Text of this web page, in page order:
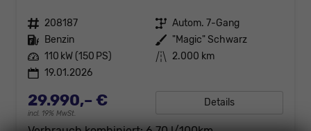
Fahrzeugnr. 208187 Getriebe Autom. 7-Gang
Kraftstoff Benzin Außenfarbe "Magic" Schwarz
Leistung 110 kW (150 PS) Kilometerstand 2.000 km
19.01.2026
29.990,– €
incl. 19% MwSt.
Details